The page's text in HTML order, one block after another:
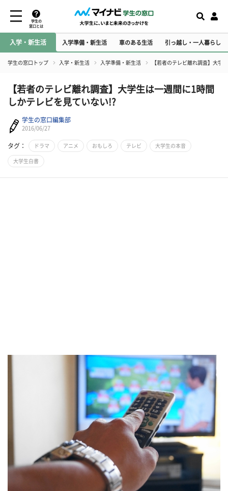
学生の
窓口とは
入学・新生活 入学準備・新生活 車のある生活 引っ越し・一人暮らし
学生の窓口トップ 入学・新生活 入学準備・新生活 【若者のテレビ離れ調査】大学
【若者のテレビ離れ調査】大学生は一週間に1時間
しかテレビを見ていない!?
学生の窓口編集部
2016/06/27
タグ： ドラマ アニメ おもしろ テレビ 大学生の本音
大学生白書